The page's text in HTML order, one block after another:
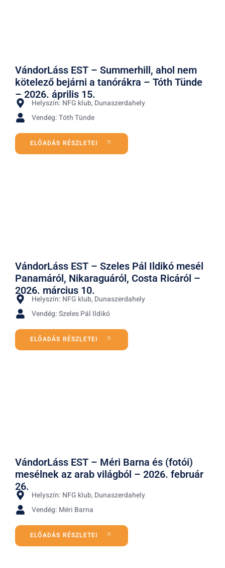
VándorLáss EST – Summerhill, ahol nem
kötelező bejárni a tanórákra – Tóth Tünde
– 2026. április 15.
Helyszín: NFG klub, Dunaszerdahely
Vendég: Tóth Tünde
ELŐADÁS RÉSZLETEI
VándorLáss EST – Szeles Pál Ildikó mesél
Panamáról, Nikaraguáról, Costa Ricáról –
2026. március 10.
Helyszín: NFG klub, Dunaszerdahely
Vendég: Szeles Pál Ildikó
ELŐADÁS RÉSZLETEI
VándorLáss EST – Méri Barna és (fotói)
mesélnek az arab világból – 2026. február
26.
Helyszín: NFG klub, Dunaszerdahely
Vendég: Méri Barna
ELŐADÁS RÉSZLETEI